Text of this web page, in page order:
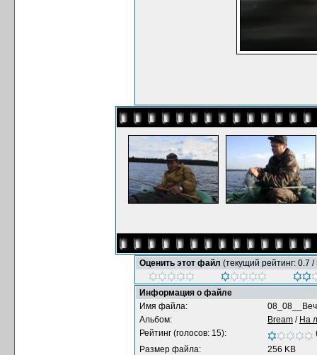
Оценить этот файл (текущий рейтинг: 0.7 /
Информация о файле
Имя файла:
Альбом:
Bream / На
Рейтинг (голосов: 15):
Размер файла:
256 KB